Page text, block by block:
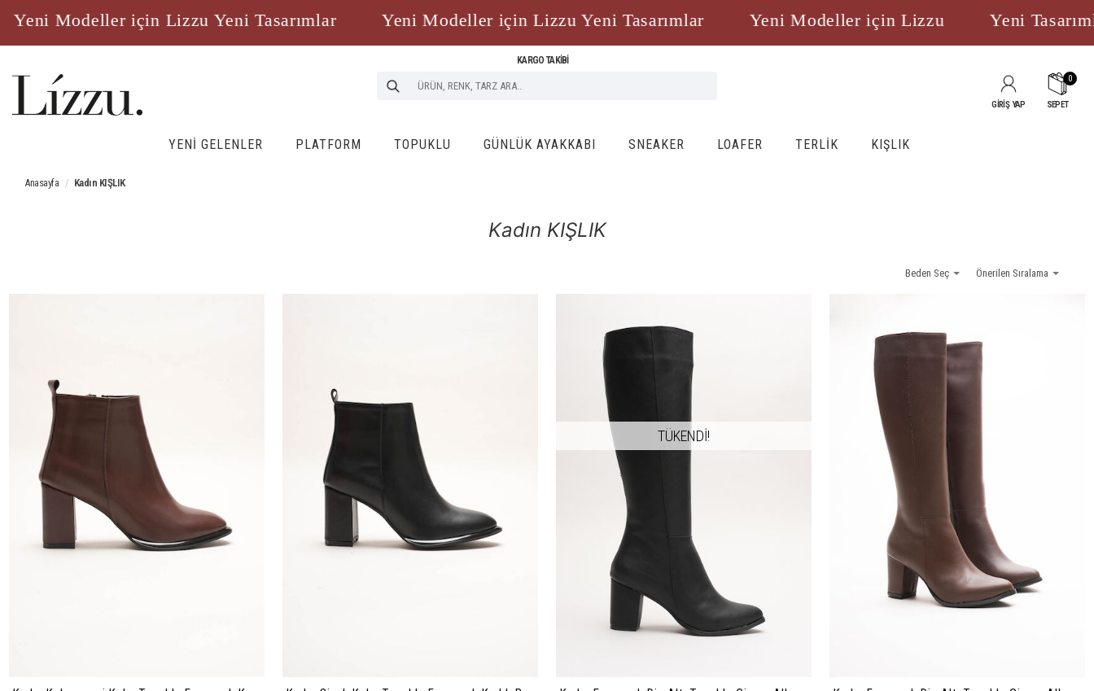
Modeller için Lizzu Yeni Tasarımlar Yeni Modeller için Lizzu Yeni Tasarımlar Yeni Modeller için Lizzu Yeni Tasarımlar
KARGO TAKİBİ
SEPET
0
GİRİŞ YAP
YENİ GELENLER PLATFORM TOPUKLU GÜNLÜK AYAKKABI SNEAKER LOAFER TERLİK KIŞLIK
Anasayfa Kadın KIŞLIK
Kadın KIŞLIK
Önerilen Sıralama
Beden Seç
TÜKENDİ!